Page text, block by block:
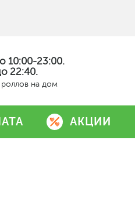
10:00-23:00.
22:40.
роллов на дом
АКЦИИ